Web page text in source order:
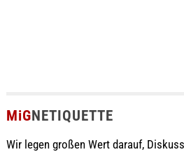
MiGNETIQUETTE
Wir legen großen Wert darauf,